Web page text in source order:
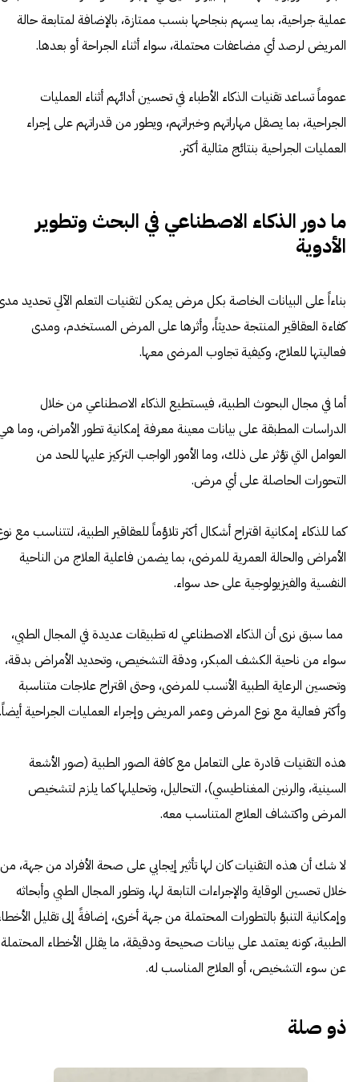
عملية جراحية، بما يسهم بنجاحها بنسب ممتازة، بالإضافة لمتابعة حالة
المريض لرصد أي مضاعفات محتملة، سواء أثناء الجراحة أو بعدها.
عموماً تساعد تقنيات الذكاء الأطباء في تحسين أدائهم أثناء العمليات
الجراحية، بما يصقل مهاراتهم وخبراتهم، ويطور من قدراتهم على إجراء
العمليات الجراحية بنتائج مثالية أكثر.
ما دور الذكاء الاصطناعي في البحث وتطوير
الأدوية
بناءاً على البيانات الخاصة بكل مرض يمكن لتقنيات التعلم الآلي تحديد
كفاءة العقاقير المنتجة حديثاً، وأثرها على المرض المستخدم، ومدى
فعاليتها للعلاج، وكيفية تجاوب المرضى معها.
أما في مجال البحوث الطبية، فيستطيع الذكاء الاصطناعي من خلال
الدراسات المطبقة على بيانات معينة معرفة إمكانية تطور الأمراض، وما
العوامل التي تؤثر على ذلك، وما الأمور الواجب التركيز عليها للحد من
التحورات الحاصلة على أي مرض.
كما للذكاء إمكانية اقتراح أشكال أكثر تلاؤماً للعقاقير الطبية، لتتناسب مع
الأمراض والحالة العمرية للمرضى، بما يضمن فاعلية العلاج من الناحية
النفسية والفيزيولوجية على حد سواء.
مما سبق نرى أن الذكاء الاصطناعي له تطبيقات عديدة في المجال الطبي،
سواء من ناحية الكشف المبكر، ودقة التشخيص، وتحديد الأمراض بدقة،
وتحسين الرعاية الطبية الأنسب للمرضى، وحتى اقتراح علاجات متناسبة
وأكثر فعالية مع نوع المرض وعمر المريض وإجراء العمليات الجراحية أيضاً.
هذه التقنيات قادرة على التعامل مع كافة الصور الطبية (صور الأشعة
السينية، والرنين المغناطيسي)، التحاليل، وتحليلها كما يلزم لتشخيص
المرض واكتشاف العلاج المتناسب معه.
لا شك أن هذه التقنيات كان لها تأثير إيجابي على صحة الأفراد من جهة، من
خلال تحسين الوقاية والإجراءات التابعة لها، وتطور المجال الطبي وأبحاثه
وإمكانية التنبؤ بالتطورات المحتملة من جهة أخرى، إضافةً إلى تقليل
الطبية، كونه يعتمد على بيانات صحيحة ودقيقة، ما يقلل الأخطاء المحتملة
عن سوء التشخيص، أو العلاج المناسب له.
ذو صلة